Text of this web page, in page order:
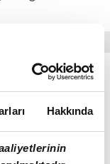
Hakkında